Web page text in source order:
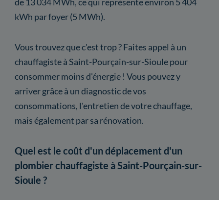
kWh par foyer (5 MWh).
Vous trouvez que c'est trop ? Faites appel à un
chauffagiste à Saint-Pourçain-sur-Sioule pour
consommer moins d'énergie ! Vous pouvez y
arriver grâce à un diagnostic de vos
consommations, l'entretien de votre chauffage,
mais également par sa rénovation.
Quel est le coût d'un déplacement d'un
plombier chauffagiste à Saint-Pourçain-sur-
Sioule ?